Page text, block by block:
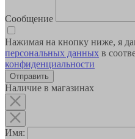
Сообщение
Нажимая на кнопку ниже, я
персональных данных в
конфиденциальности
Наличие в магазинах
Имя: